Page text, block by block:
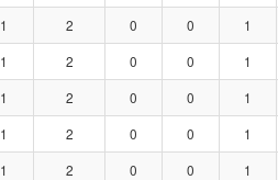
1 2 0 0 1
1 2 0 0 1
1 2 0 0 1
1 2 0 0 1
1 2 0 0 1